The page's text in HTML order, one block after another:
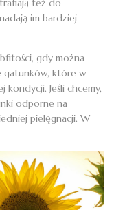
też do
im bardziej
gdy można
gatunków, które w
Jeśli chcemy,
odporne na
pielęgnacji. W